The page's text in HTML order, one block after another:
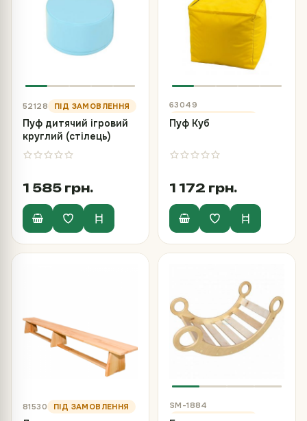
52128
Пуф дитячий ігровий
круглий (стілець)
1 585 грн.
63049
Пуф Куб
1 172 грн.
81530 SM-1884